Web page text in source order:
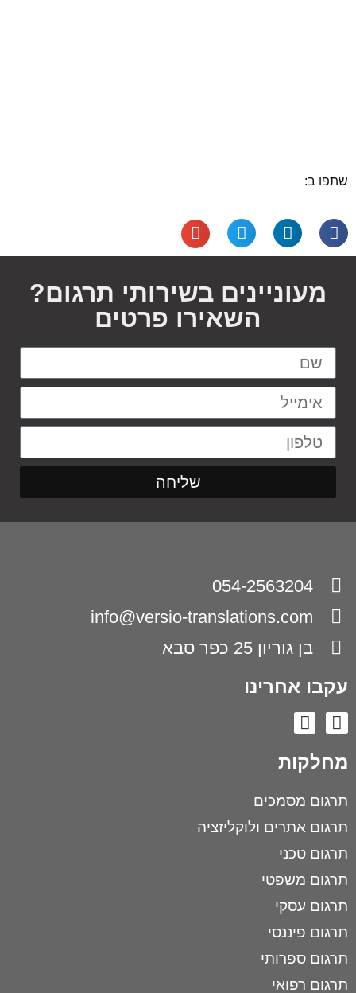
שתפו ב:
מעוניינים בשירותי תרגום?
השאירו פרטים
שליחה
מחלקות
תרגום מסמכים
תרגום אתרים ולוקליזציה
תרגום טכני
תרגום משפטי
תרגום עסקי
תרגום פיננסי
תרגום ספרותי
תרגום רפואי
עקבו אחרינו
054-2563204
info@versio-translations.com
בן גוריון 25 כפר סבא